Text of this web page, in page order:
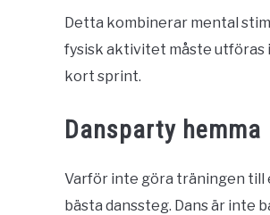
Detta kombinerar mental
fysisk aktivitet måste utföras
kort sprint.
Dansparty hemma
Varför inte göra träningen till
bästa danssteg. Dans är inte